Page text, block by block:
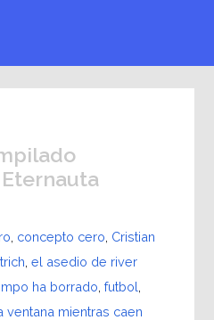
concepto cero Cristian
el asedio de river
ha borrado futbol
ventana mientras caen